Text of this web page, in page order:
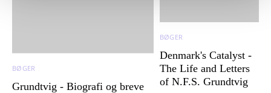
BØGER
Grundtvig - Biografi og breve
BØGER
Denmark's Catalyst -
The Life and Letters
of N.F.S. Grundtvig